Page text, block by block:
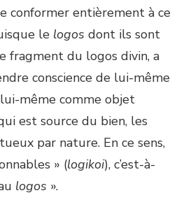
conformer entièrement à ce
le logos dont ils sont
fragment du logos divin, a
conscience de lui-même
même comme objet
est source du bien, les
par nature. En ce sens,
» (logikoi), c’est-à-
logos ».